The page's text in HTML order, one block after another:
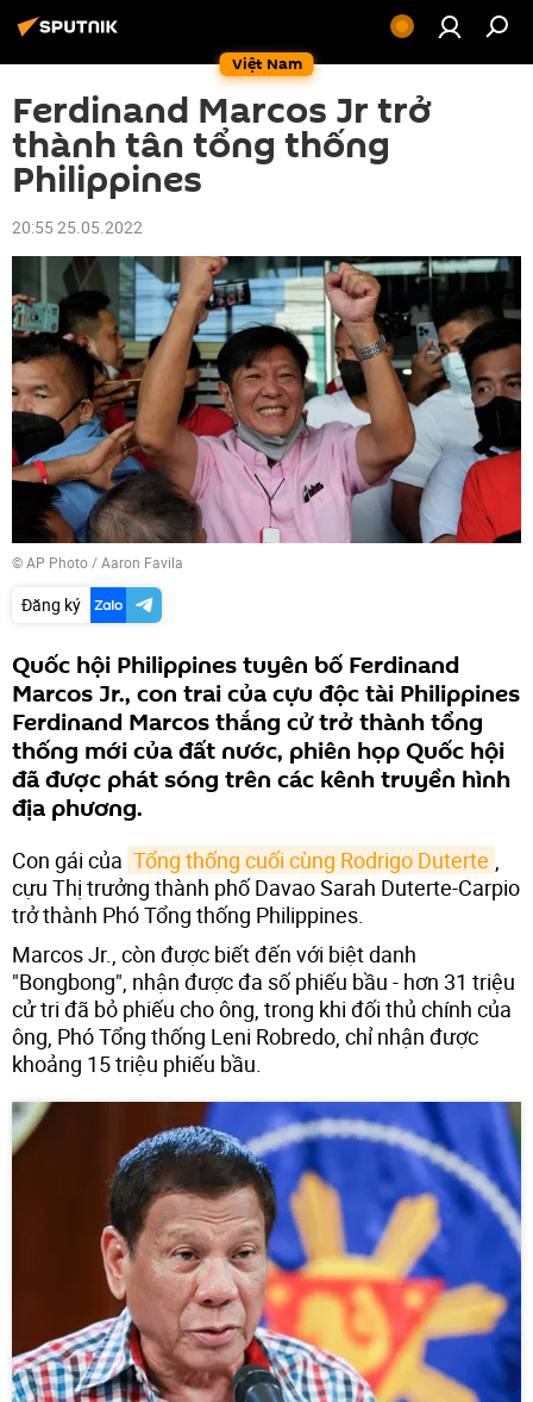
Việt Nam
Ferdinand Marcos Jr trở
thành tân tổng thống
Philippines
20:55 25.05.2022
© AP Photo / Aaron Favila
Đăng ký
Quốc hội Philippines tuyên bố Ferdinand
Marcos Jr., con trai của cựu độc tài Philippines
Ferdinand Marcos thắng cử trở thành tổng
thống mới của đất nước, phiên họp Quốc hội
đã được phát sóng trên các kênh truyền hình
địa phương.
Con gái của Tổng thống cuối cùng Rodrigo Duterte
cựu Thị trưởng thành phố Davao Sarah Duterte-Carpio
trở thành Phó Tổng thống Philippines.
Marcos Jr., còn được biết đến với biệt danh
"Bongbong", nhận được đa số phiếu bầu - hơn 31 triệu
cử tri đã bỏ phiếu cho ông, trong khi đối thủ chính của
ông, Phó Tổng thống Leni Robredo, chỉ nhận được
khoảng 15 triệu phiếu bầu.